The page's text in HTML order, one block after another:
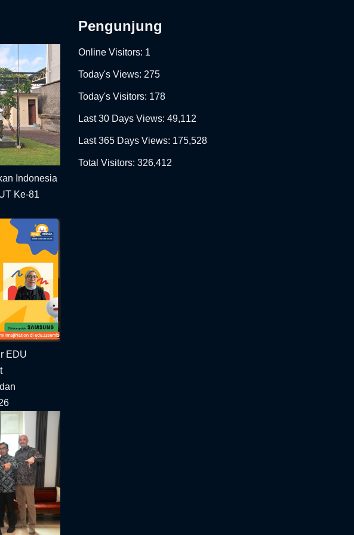
Indonesia
Ke-81
EDU
Pengunjung
Online Visitors: 1
Today's Views: 275
Today's Visitors: 178
Last 30 Days Views: 49,112
Last 365 Days Views: 175,528
Total Visitors: 326,412